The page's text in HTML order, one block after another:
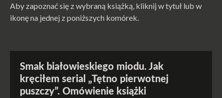
Aby zapoznać się z wybraną książką, kliknij w tytuł lub w
ikonę na jednej z poniższych komórek.
Smak białowieskiego miodu. Jak
kręciłem serial „Tętno pierwotnej
puszczy”. Omówienie książki